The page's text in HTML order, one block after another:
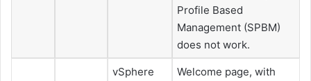
Profile Based
Management (SPBM)
does not work.
vSphere
Welcome page, with